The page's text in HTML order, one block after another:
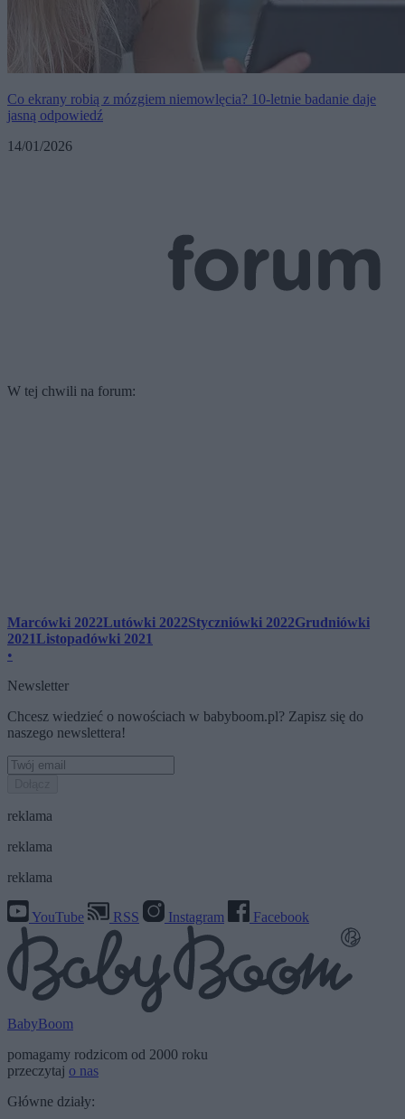
Co ekrany robią z mózgiem niemowlęcia? 10-letnie badanie daje
jasną odpowiedź
14/01/2026
W tej chwili na forum:
Marcówki 2022Lutówki 2022Styczniówki 2022Grudniówki
2021Listopadówki 2021
•
Newsletter
Chcesz wiedzieć o nowościach w babyboom.pl? Zapisz się do
naszego newslettera!
reklama
reklama
reklama
YouTube RSS Instagram Facebook
BabyBoom
pomagamy rodzicom od 2000 roku
przeczytaj o nas
Główne działy: